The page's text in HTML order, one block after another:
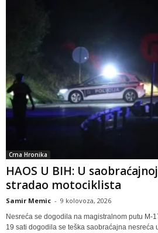
Crna Hronika
HAOS U BIH: U
stradao motociklista
Samir Memic - 9 kolovoza, 2026
Nesreća se dogodila na magistralnom putu M-
19 sati dogodila se teška saobraćajna nesreća